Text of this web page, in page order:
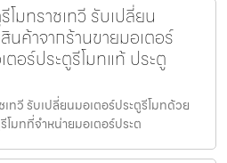
มทราชเทวี รับเปลี่ยน
นค้าจากร้านขายมอเตอร์
อร์ประตูรีโมทแท้ ประตู
ทวี รับเปลี่ยนมอเตอร์ประตูรีโมทด้วย
โมทที่จำหน่ายมอเตอร์ประต